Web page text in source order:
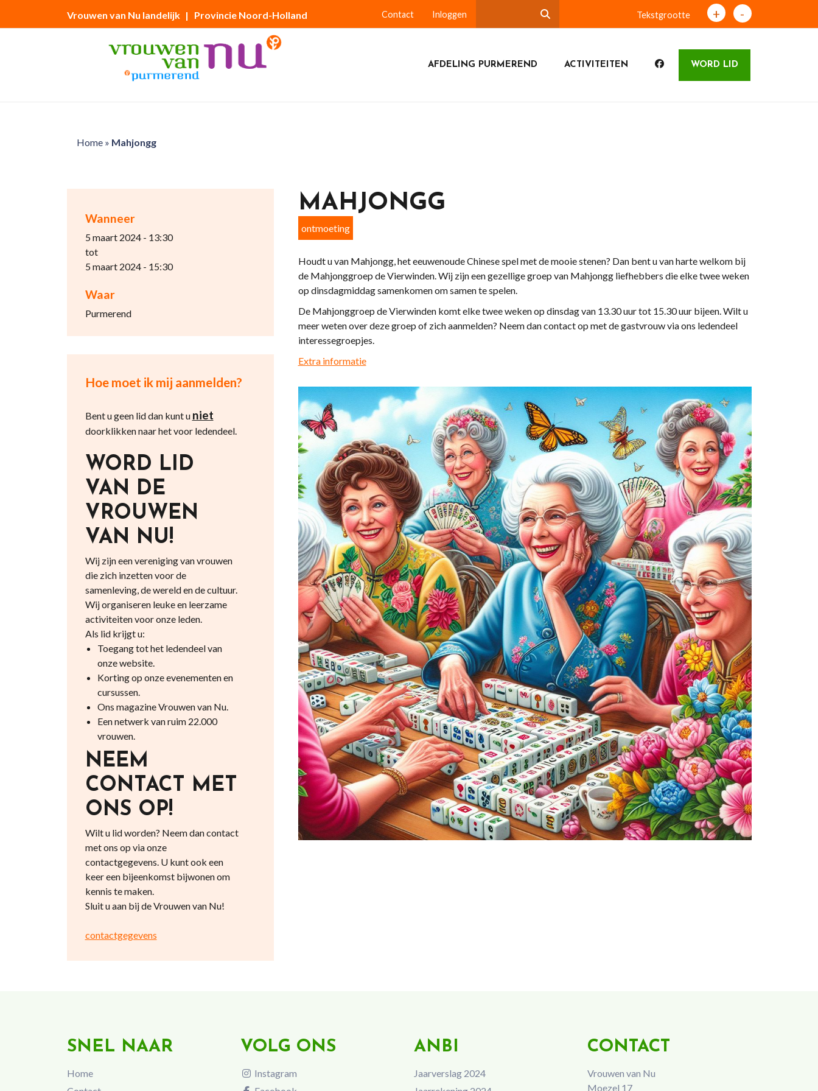
Vrouwen van Nu landelijk | Provincie Noord-Holland Contact Inloggen Tekstgrootte + -
AFDELING PURMEREND ACTIVITEITEN WORD LID
Home» Mahjongg
Wanneer
5 maart 2024 - 13:30
tot
5 maart 2024 - 15:30
Waar
Purmerend
Hoe moet ik mij aanmelden?
Bent u geen lid dan kunt u niet
doorklikken naar het voor ledendeel.
WORD LID
VAN DE
VROUWEN
VAN NU!
Wij zijn een vereniging van vrouwen
die zich inzetten voor de
samenleving, de wereld en de cultuur.
Wij organiseren leuke en leerzame
activiteiten voor onze leden.
Als lid krijgt u:
Toegang tot het ledendeel van
onze website.
Korting op onze evenementen en
cursussen.
Ons magazine Vrouwen van Nu.
Een netwerk van ruim 22.000
vrouwen.
NEEM
CONTACT MET
ONS OP!
Wilt u lid worden? Neem dan contact
met ons op via onze
contactgegevens. U kunt ook een
keer een bijeenkomst bijwonen om
kennis te maken.
Sluit u aan bij de Vrouwen van Nu!
contactgegevens
MAHJONGG
ontmoeting
Houdt u van Mahjongg, het eeuwenoude Chinese spel met de mooie stenen? Dan bent u van harte welkom bij
de Mahjonggroep de Vierwinden. Wij zijn een gezellige groep van Mahjongg liefhebbers die elke twee weken
op dinsdagmiddag samenkomen om samen te spelen.
De Mahjonggroep de Vierwinden komt elke twee weken op dinsdag van 13.30 uur tot 15.30 uur bijeen. Wilt u
meer weten over deze groep of zich aanmelden? Neem dan contact op met de gastvrouw via ons ledendeel
interessegroepjes.
Extra informatie
SNEL NAAR
Home
VOLG ONS
Instagram
ANBI
Jaarverslag 2024
CONTACT
Vrouwen van Nu
Moezel 17